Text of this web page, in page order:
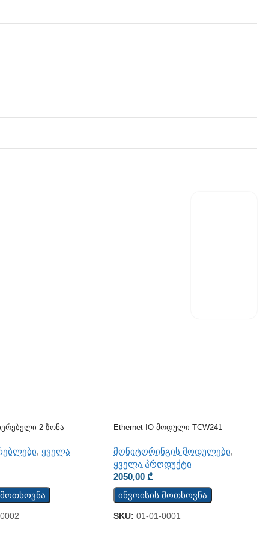
2 Ზონა
, ყველა
Ethernet IO Მოდული TCW241
მონიტორინგის მოდულები,
ყველა პროდუქტი
2050,00₾
ინვოისის მოთხოვნა
SKU:01-01-0001